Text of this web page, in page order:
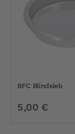
BFC Blindsieb
5,00 €